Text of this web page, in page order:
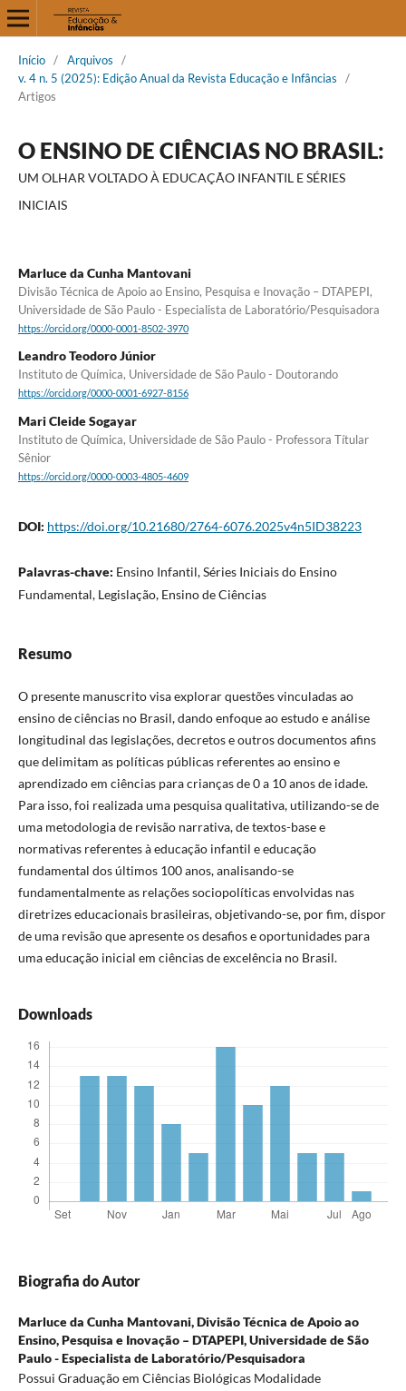
Início / Arquivos
/
v. 4 n. 5 (2025): Edição Anual da Revista Educação e Infâncias
/
Artigos
O ENSINO DE CIÊNCIAS NO BRASIL:
UM OLHAR VOLTADO À EDUCAÇÃO INFANTIL E SÉRIES
INICIAIS
Marluce da Cunha Mantovani
Divisão Técnica de Apoio ao Ensino, Pesquisa e Inovação – DTAPEPI,
Universidade de São Paulo - Especialista de Laboratório/Pesquisadora
https://orcid.org/0000-0001-8502-3970
Leandro Teodoro Júnior
Instituto de Química, Universidade de São Paulo - Doutorando
https://orcid.org/0000-0001-6927-8156
Mari Cleide Sogayar
Instituto de Química, Universidade de São Paulo - Professora Títular
Sênior
https://orcid.org/0000-0003-4805-4609
DOI: https://doi.org/10.21680/2764-6076.2025v4n5ID38223
Palavras-chave: Ensino Infantil, Séries Iniciais do Ensino
Fundamental, Legislação, Ensino de Ciências
Resumo
O presente manuscrito visa explorar questões vinculadas ao
ensino de ciências no Brasil, dando enfoque ao estudo e análise
longitudinal das legislações, decretos e outros documentos afins
que delimitam as políticas públicas referentes ao ensino e
aprendizado em ciências para crianças de 0 a 10 anos de idade.
Para isso, foi realizada uma pesquisa qualitativa, utilizando-se de
uma metodologia de revisão narrativa, de textos-base e
normativas referentes à educação infantil e educação
fundamental dos últimos 100 anos, analisando-se
fundamentalmente as relações sociopolíticas envolvidas nas
diretrizes educacionais brasileiras, objetivando-se, por fim, dispor
de uma revisão que apresente os desafios e oportunidades para
uma educação inicial em ciências de excelência no Brasil.
Downloads
Biografia do Autor
Marluce da Cunha Mantovani,Divisão Técnica de Apoio ao
Ensino, Pesquisa e Inovação – DTAPEPI, Universidade de São
Paulo - Especialista de Laboratório/Pesquisadora
Possui Graduação em Ciências Biológicas Modalidade